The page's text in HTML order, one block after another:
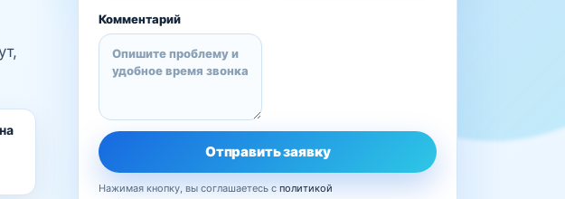
Комментарий
Отправить заявку
Нажимая кнопку, вы соглашаетесь сполитикой